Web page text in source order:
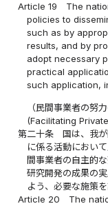
Article 19
The
policies to
such as by
results, and by
adopt necessary
practical
such application,
（民間事業者の努力
(Facilitating
第二十条
国は、我
に係る活動におい
間事業者の自主的
研究開発の成果の
よう、必要な施策
Article 20
The